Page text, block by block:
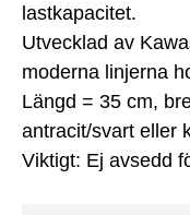
lastkapacitet.
Utvecklad av
moderna linjerna
Längd = 35 cm,
antracit/svart eller
Viktigt: Ej avsedd